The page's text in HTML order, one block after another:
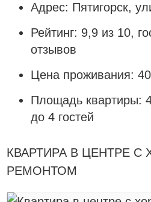
Адрес: Пятигорск,
Рейтинг: 9,9 из 10,
отзывов
Цена проживания:
Площадь квартиры:
до 4 гостей
КВАРТИРА В ЦЕНТРЕ
РЕМОНТОМ